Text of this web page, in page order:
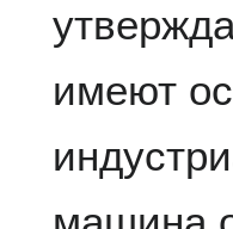
имеют